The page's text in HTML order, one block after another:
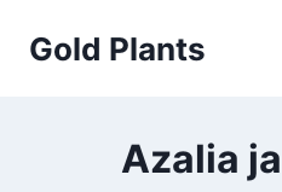
Gold Plants
Azalia